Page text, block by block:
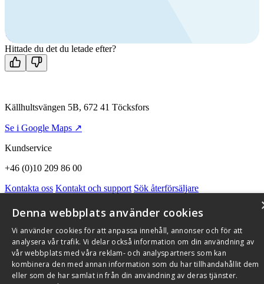
Kontakta oss
Hittade du det du letade efter?
Källhultsvängen 5B, 672 41 Töcksfors
Se i Google Maps ↗
Kundservice
+46 (0)10 209 86 00
Kontakta oss Kontakt och support Sök återförsäljare
Om FlexitAktuellt Miljö och kvalitetssäkring Alarmkoder
Qnister Visselblåsningsfunktion
© 2026 Flexit AB. Alla rättigheter förbehållna
Aktuellt
Miljö och kvalitetssäkring
Denna webbplats använder cookies
Vi använder cookies för att anpassa innehåll, annonser och för att
analysera vår trafik. Vi delar också information om din användning av
vår webbplats med våra reklam- och analyspartners som kan
kombinera den med annan information som du har tillhandahållit dem
eller som de har samlat in från din användning av deras tjänster.